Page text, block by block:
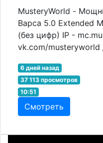
MusteryWorld -
Варса 5.0 Extended
(без цифр) IP -
vk.com/musteryworld
6 дней назад
37 113 просмотров
10:51
Смотреть